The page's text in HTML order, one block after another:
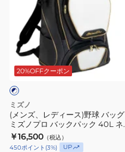
リ
ー
ト
バ
ッ
ト
ケ
ー
ィ
ー
ス)
野
球
バ
ッ
グ
20%OFFクーポン
ミズノ
(メンズ、レディース)野球 バッグ
ミズノプロ バックパック 40L ネ
イビーホワイト 1FJDD00174
￥16,500 （税込）
450ポイント (3%) UP
エ
ン
ジ